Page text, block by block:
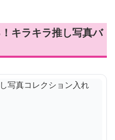
キラキラ推し写真バ